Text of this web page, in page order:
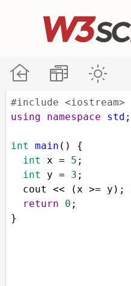
#include <iostream>
using
namespace std ;
int main () {
int
x = 5 ;
int
y = 3 ;
cout
<< (x >= y );
return
0 ;
}